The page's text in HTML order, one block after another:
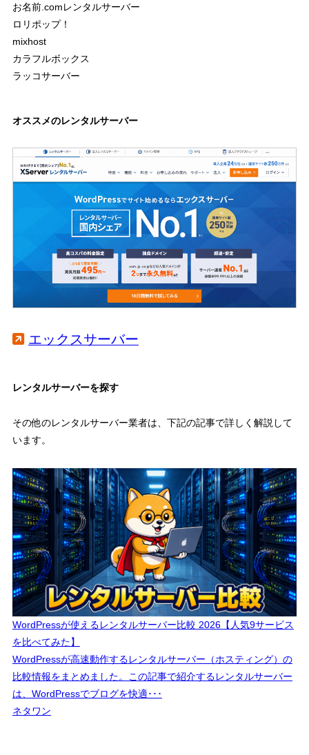
お名前.comレンタルサーバー
ロリポップ！
mixhost
カラフルボックス
ラッコサーバー
オススメのレンタルサーバー
エックスサーバー
レンタルサーバーを探す
その他のレンタルサーバー業者は、下記の記事で詳しく解説して
います。
WordPressが使えるレンタルサーバー比較 2026【人気9サービス
を比べてみた】
WordPressが高速動作するレンタルサーバー（ホスティング）の
比較情報をまとめました。この記事で紹介するレンタルサーバー
は、WordPressでブログを快適･･･
ネタワン